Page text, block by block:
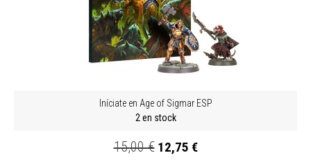
Iníciate en Age of Sigmar ESP
2 en stock
15,00 € 12,75 €